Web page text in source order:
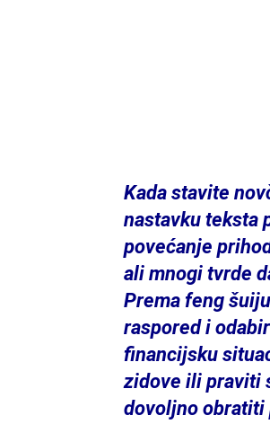
Kada stavite
nastavku teksta
povećanje
ali mnogi tvrde
Prema feng
raspored i
financijsku
zidove ili praviti
dovoljno obratiti